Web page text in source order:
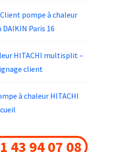
pompe à chaleur
Paris 16
HITACHI multisplit –
client
à chaleur HITACHI
43 94 07 08